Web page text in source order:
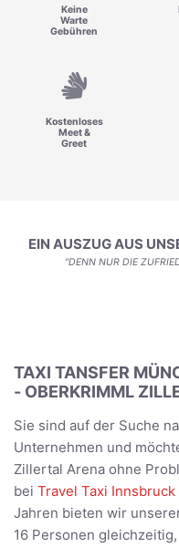
Keine
Warte
Gebühren
Kostenloses
Meet &
Greet
EIN AUSZUG AUS
"DENN NUR DIE
TAXI TANSFER
- OBERKRIMML
Sie sind auf der Suche
Unternehmen und
Zillertal Arena ohne
bei Travel Taxi Innsbruck
Jahren bieten wir
16 Personen